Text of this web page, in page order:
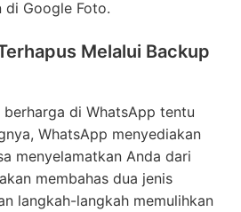
Google Foto.
Melalui Backup
di WhatsApp tentu
WhatsApp menyediakan
menyelamatkan Anda dari
membahas dua jenis
langkah-langkah memulihkan